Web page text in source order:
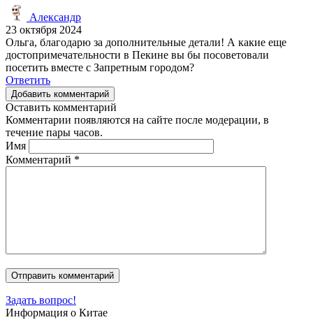
Александр
23 октября 2024
Ольга, благодарю за дополнительные детали! А какие еще
достопримечательности в Пекине вы бы посоветовали
посетить вместе с Запретным городом?
Ответить
Добавить комментарий
Оставить комментарий
Комментарии появляются на сайте после модерации, в
течение пары часов.
Имя
Комментарий *
Задать вопрос!
Информация о Китае